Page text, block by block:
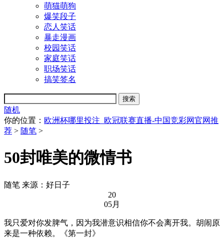
萌猫萌狗
爆笑段子
恋人笑话
暴走漫画
校园笑话
家庭笑话
职场笑话
搞笑签名
随机
你的位置： 欧洲杯哪里投注_欧冠联赛直播-中国竞彩网官网推
荐 > 随笔 >
50封唯美的微情书
随笔 来源：好日子
20
05月
我只爱对你发脾气，因为我潜意识相信你不会离开我。胡闹原
来是一种依赖。《第一封》